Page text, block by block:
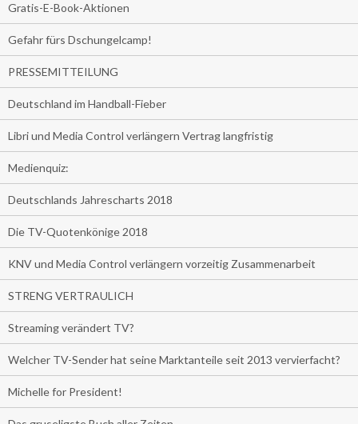
Gratis-E-Book-Aktionen
Gefahr fürs Dschungelcamp!
PRESSEMITTEILUNG
Deutschland im Handball-Fieber
Libri und Media Control verlängern Vertrag langfristig
Medienquiz:
Deutschlands Jahrescharts 2018
Die TV-Quotenkönige 2018
KNV und Media Control verlängern vorzeitig Zusammenarbeit
STRENG VERTRAULICH
Streaming verändert TV?
Welcher TV-Sender hat seine Marktanteile seit 2013 vervierfacht?
Michelle for President!